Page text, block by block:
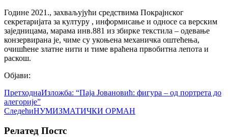
Године 2021., захваљујући средствима Покрајнског
секретаријата за културу , информисање и односе са верским
заједницама, марама инв.881 из збирке текстила – одевање
конзервирана је, чиме су укоњена механичка оштећења,
очишћене златне нити и тиме враћена првобитна лепота и
раскош.
Објави:
ПретходнаИзложба: “Паја Јовановић: фигура – од портрета до
алегорије”
СледећиНУМИЗМАТИЧКИ ОРМАН
Релатед Постс